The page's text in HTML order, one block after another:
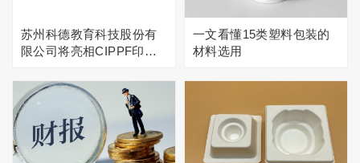
苏州科德教育科技股份有
限公司将亮相CIPPF印刷
一文看懂15类塑料包装的
材料选用